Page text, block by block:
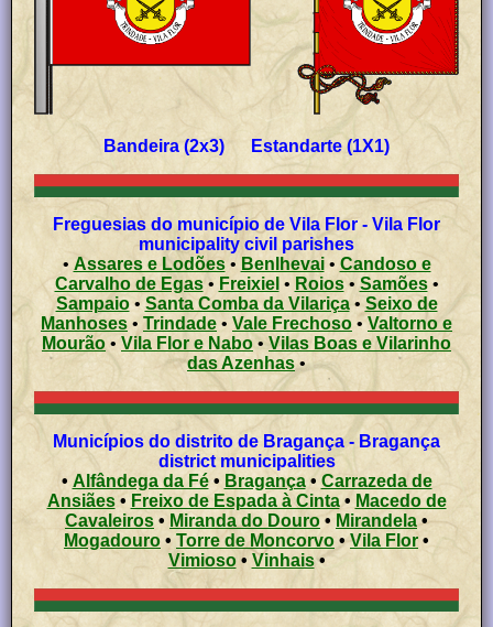
Bandeira (2x3) Estandarte (1X1)
Freguesias do município de Vila Flor - Vila Flor
municipality civil parishes
• Assares e Lodões • Benlhevai• Candoso e
Carvalho de Egas • Freixiel • Roios• Samões•
Sampaio • Santa Comba da Vilariça • Seixo de
Manhoses • Trindade • Vale Frechoso •Valtorno e
Mourão • Vila Flor e Nabo • Vilas Boas e Vilarinho
das Azenhas•
Municípios do distrito de Bragança - Bragança
district municipalities
• Alfândega da Fé• Bragança• Carrazeda de
Ansiães• Freixo de Espada à Cinta• Macedo de
Cavaleiros • Miranda do Douro• Mirandela•
Mogadouro • Torre de Moncorvo •Vila Flor •
Vimioso• Vinhais•